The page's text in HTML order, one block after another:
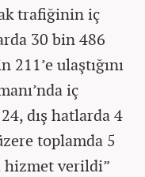
trafiğinin iç
30 bin 486
ulaştığını
iç
dış hatlarda 4
toplamda 5
hizmet verildi”